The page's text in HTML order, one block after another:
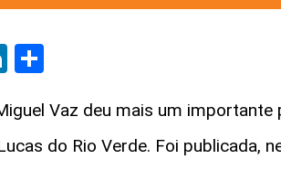
LinkedIn
Vaz deu mais um
do Rio Verde. Foi publicada,